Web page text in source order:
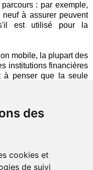
des
cookies et
de suivi
: par exemple,
neuf à assurer peuvent
s'il est utilisé pour la
mobile, la plupart des
institutions financières
à penser que la seule
est la dimension de
comportements sont
des
les interfaces
la meilleure
qui accaparent